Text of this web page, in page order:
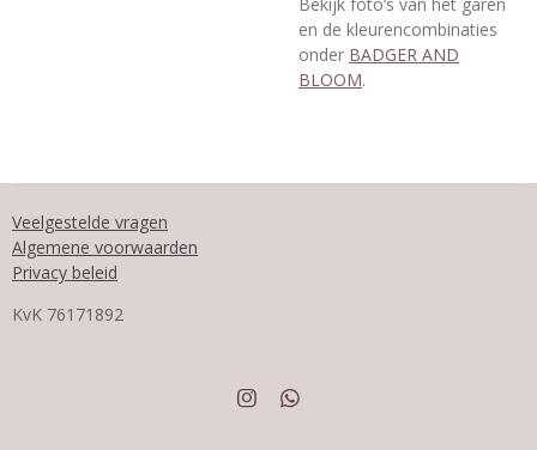
en de kleurencombinaties
onder BADGER AND
BLOOM.
Veelgestelde vragen
Algemene voorwaarden
Privacy beleid
KvK 76171892
I
W